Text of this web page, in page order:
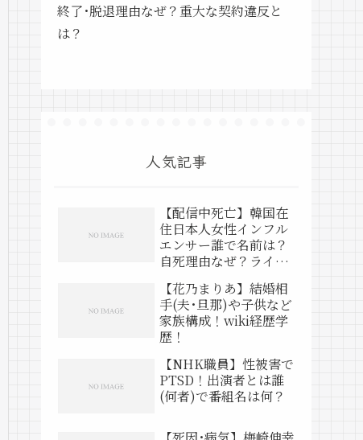
終了･脱退理由なぜ？重大な契約違反と
は？
人気記事
【配信中死亡】韓国在
住日本人女性インフル
エンサー誰で名前は？
自死理由なぜ？ライブ
【花乃まりあ】結婚相
手(夫･旦那)や子供など
家族構成！wiki経歴学
歴！
【NHK職員】性被害で
PTSD！出演者とは誰
(何者)で番組名は何？